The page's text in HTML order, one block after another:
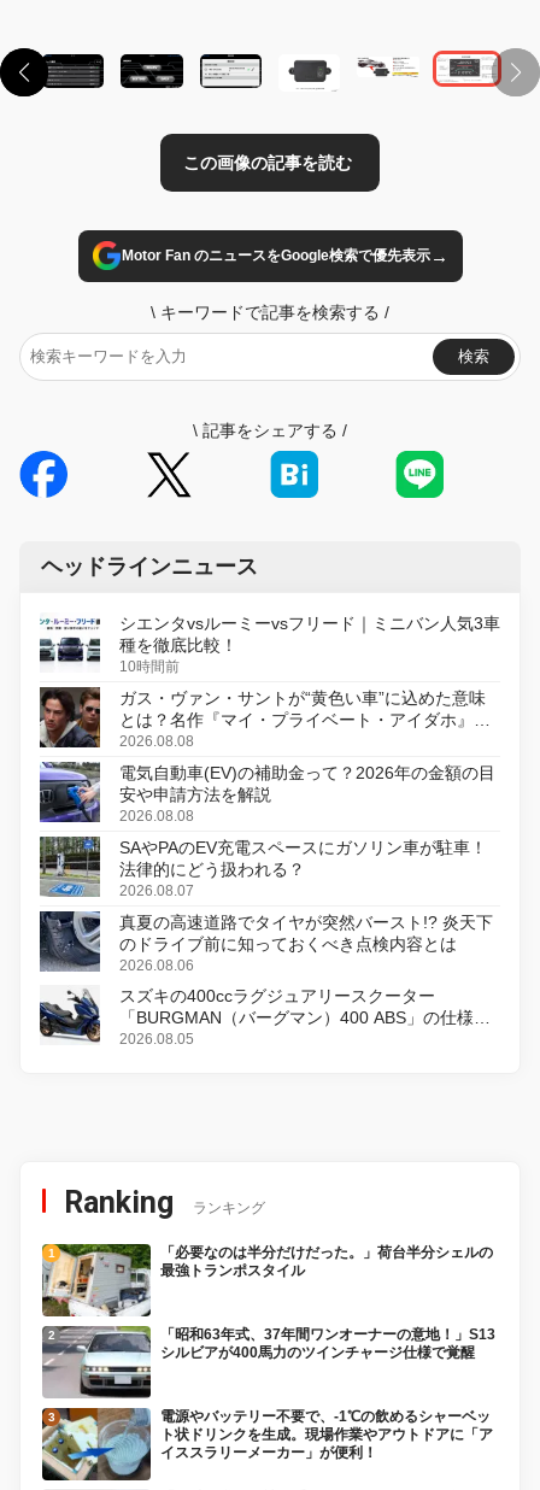
Motor Fan のニュースをGoogle検索で優先表示→
\ キーワードで記事を検索する /
検索
\ 記事をシェアする /
ヘッドラインニュース
シエンタvsルーミーvsフリード｜ミニバン人気3車
種を徹底比較！
10時間前
ガス・ヴァン・サントが“黄色い車”に込めた意味
とは？名作『マイ・プライベート・アイダホ』が
初のデジタルリマスター版で復活
2026.08.08
電気自動車(EV)の補助金って？2026年の金額の目
安や申請方法を解説
2026.08.08
SAやPAのEV充電スペースにガソリン車が駐車！
法律的にどう扱われる？
2026.08.07
真夏の高速道路でタイヤが突然バースト!? 炎天下
のドライブ前に知っておくべき点検内容とは
2026.08.06
スズキの400ccラグジュアリースクーター
「BURGMAN（バーグマン）400 ABS」の仕様を
変更し、8月18日に発売
2026.08.05
Ranking ランキング
「必要なのは半分だけだった。」荷台半分シェルの
最強トランポスタイル
「昭和63年式、37年間ワンオーナーの意地！」S13
シルビアが400馬力のツインチャージ仕様で覚醒
電源やバッテリー不要で、-1℃の飲めるシャーベッ
ト状ドリンクを生成。現場作業やアウトドアに「ア
イススラリーメーカー」が便利！